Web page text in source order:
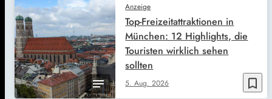
bookmark_border
Anzeige
5. Aug. 2026
Top-Freizeitattraktionen in
München: 12 Highlights, die
Touristen wirklich sehen
sollten